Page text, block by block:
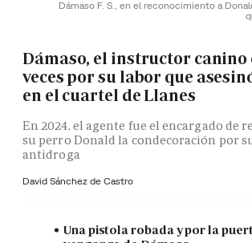
Dámaso F. S., en el reconocimiento a
Dámaso, el instructor canino
veces por su labor que
en el cuartel de Llanes
En 2024, el agente fue el encargado de
su perro Donald la condecoración por
antidroga
David Sánchez de Castro
Una pistola robada y por la